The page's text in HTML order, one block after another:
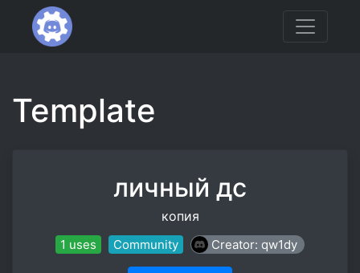
Template
личный дс
копия
1 uses Community Creator: qw1dy